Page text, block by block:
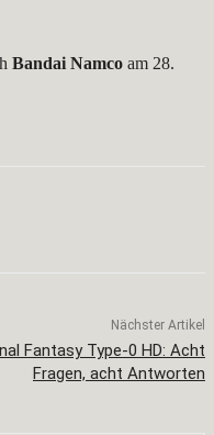
Bandai Namco am 28.
Nächster Artikel
Fantasy Type-0 HD: Acht
Fragen, acht Antworten